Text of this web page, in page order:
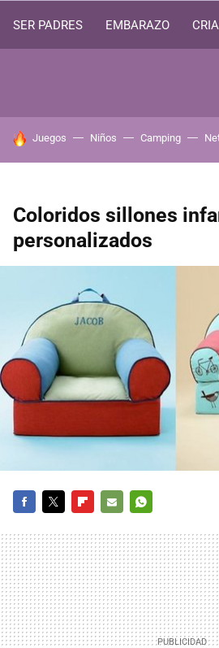
SER PADRES EMBARAZO
HOY SE HABLA DE
Juegos Niños Camping
Coloridos sillones
personalizados
MAIL